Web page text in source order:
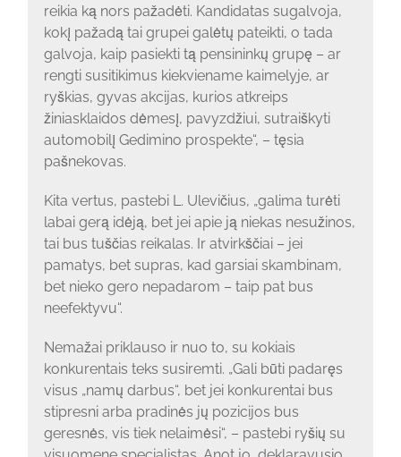
reikia ką nors pažadėti. Kandidatas sugalvoja,
kokį pažadą tai grupei galėtų pateikti, o tada
galvoja, kaip pasiekti tą pensininkų grupę – ar
rengti susitikimus kiekviename kaimelyje, ar
ryškias, gyvas akcijas, kurios atkreips
žiniasklaidos dėmesį, pavyzdžiui, sutraiškyti
automobilį Gedimino prospekte“, – tęsia
pašnekovas.
Kita vertus, pastebi L. Ulevičius, „galima turėti
labai gerą idėją, bet jei apie ją niekas nesužinos,
tai bus tuščias reikalas. Ir atvirkščiai – jei
pamatys, bet supras, kad garsiai skambinam,
bet nieko gero nepadarom – taip pat bus
neefektyvu“.
Nemažai priklauso ir nuo to, su kokiais
konkurentais teks susiremti. „Gali būti padaręs
visus „namų darbus“, bet jei konkurentai bus
stipresni arba pradinės jų pozicijos bus
geresnės, vis tiek nelaimėsi“, – pastebi ryšių su